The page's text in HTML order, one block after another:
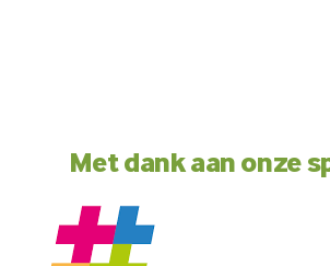
Met dank aan onze